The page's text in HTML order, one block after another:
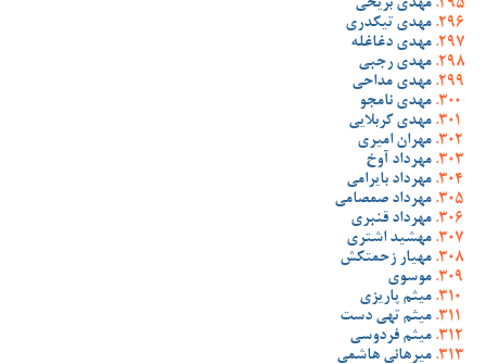
مهدی بریحی
مهدی تیکدری
مهدی دغاغله
مهدی رجبی
مهدی مداحی
مهدی نامجو
مهدی کربلایی
مهران امیری
مهرداد آوخ
مهرداد بایرامی
مهرداد صمصامی
مهرداد قنبری
مهشید اشتری
مهیار زحمتکش
موسوی
میثم پاریزی
میثم تهی دست
میثم فردوسی
میرهانی هاشمی